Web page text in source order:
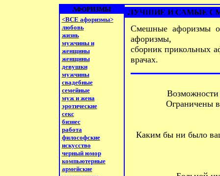
АФОРИЗМЫ
<ВСЕ афоризмы>
любовь
жизнь
мужчины и
женщины
женщины
девушки
мужчины
свадебные
семейные
муж и жена
эротические
секс
бизнес
работа
философские
искусство
черный юмор
компьютерные
армейские
ЛУЧШИЕ И САМЫЕ
Смешные афоризмы о
афоризмы,
сборник прикольных
врачах.
Ограничены
Каким бы ни было